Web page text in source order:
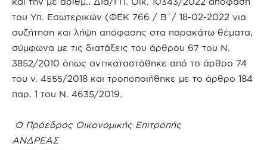
του Υπ. Εσωτερικών (ΦΕΚ 766 / Β΄/ 18-02-2022 για
συζήτηση και λήψη απόφασης στα παρακάτω θέματα,
σύμφωνα με τις διατάξεις του άρθρου 67 του Ν.
3852/2010 όπως αντικαταστάθηκε από το άρθρο 74
του ν. 4555/2018 και τροποποιήθηκε με το άρθρο 184
παρ. 1 του Ν. 4635/2019.
Ο Πρόεδρος Οικονομικής Επιτροπής
ΑΝΔΡΕΑΣ